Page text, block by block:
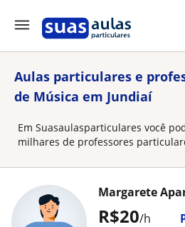
Aulas particulares e
de Música em Jundiaí
Em Suasaulasparticulares você
milhares de professores
R$20/h
Margarete